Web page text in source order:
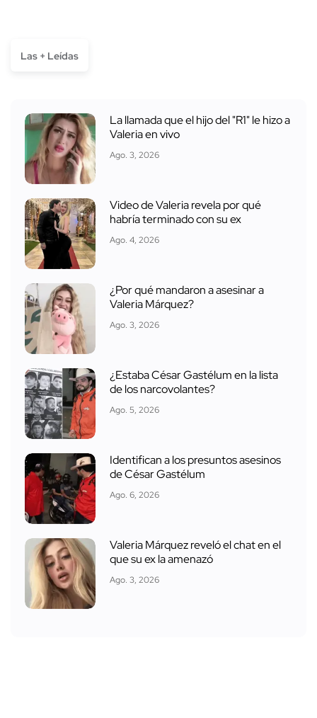
Las + Leídas
La llamada que el hijo del "R1" le hizo a
Valeria en vivo
Ago. 3, 2026
Video de Valeria revela por qué
habría terminado con su ex
Ago. 4, 2026
¿Por qué mandaron a asesinar a
Valeria Márquez?
Ago. 3, 2026
¿Estaba César Gastélum en la lista
de los narcovolantes?
Ago. 5, 2026
Identifican a los presuntos asesinos
de César Gastélum
Ago. 6, 2026
Valeria Márquez reveló el chat en el
que su ex la amenazó
Ago. 3, 2026